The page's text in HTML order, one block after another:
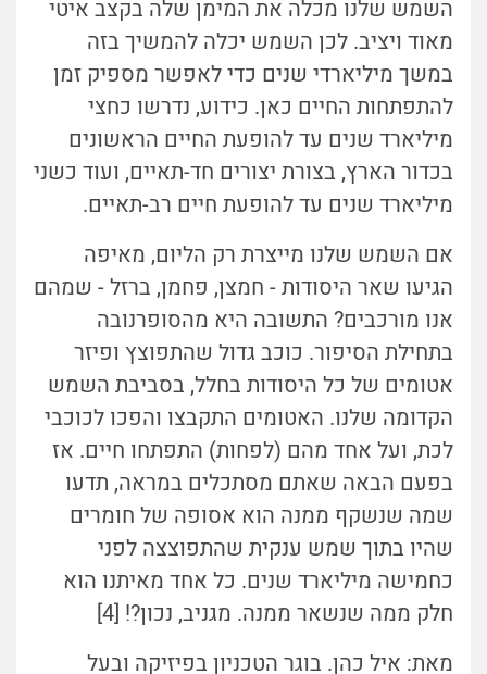
השמש שלנו מכלה את המימן שלה בקצב איטי
מאוד ויציב. לכן השמש יכלה להמשיך בזה
במשך מיליארדי שנים כדילאפשר מספיק זמן
להתפתחות החיים כאן. כידוע, נדרשו כחצי
מיליארד שנים עד להופעת החיים הראשונים
בכדור הארץ, בצורת יצורים חד-תאיים, ועוד כשני
מיליארד שנים עד להופעת חיים רב-תאיים.
אם השמש שלנו מייצרת רק הליום, מאיפה
הגיעו שאר היסודות - חמצן, פחמן, ברזל - שמהם
אנו מורכבים? התשובה היא מהסופרנובה
בתחילת הסיפור. כוכב גדול שהתפוצץ ופיזר
אטומים של כל היסודות בחלל, בסביבת השמש
הקדומה שלנו. האטומים התקבצו והפכו לכוכבי
לכת, ועל אחד מהם (לפחות) התפתחו חיים. אז
בפעם הבאה שאתם מסתכלים במראה, תדעו
שמה שנשקף ממנה הוא אסופה של חומרים
שהיו בתוך שמש ענקית שהתפוצצה לפני
כחמישה מיליארד שנים. כל אחד מאיתנו הוא
חלק ממה שנשאר ממנה. מגניב, נכון?! [4]
מאת: איל כהן. בוגר הטכניון בפיזיקה ובעל